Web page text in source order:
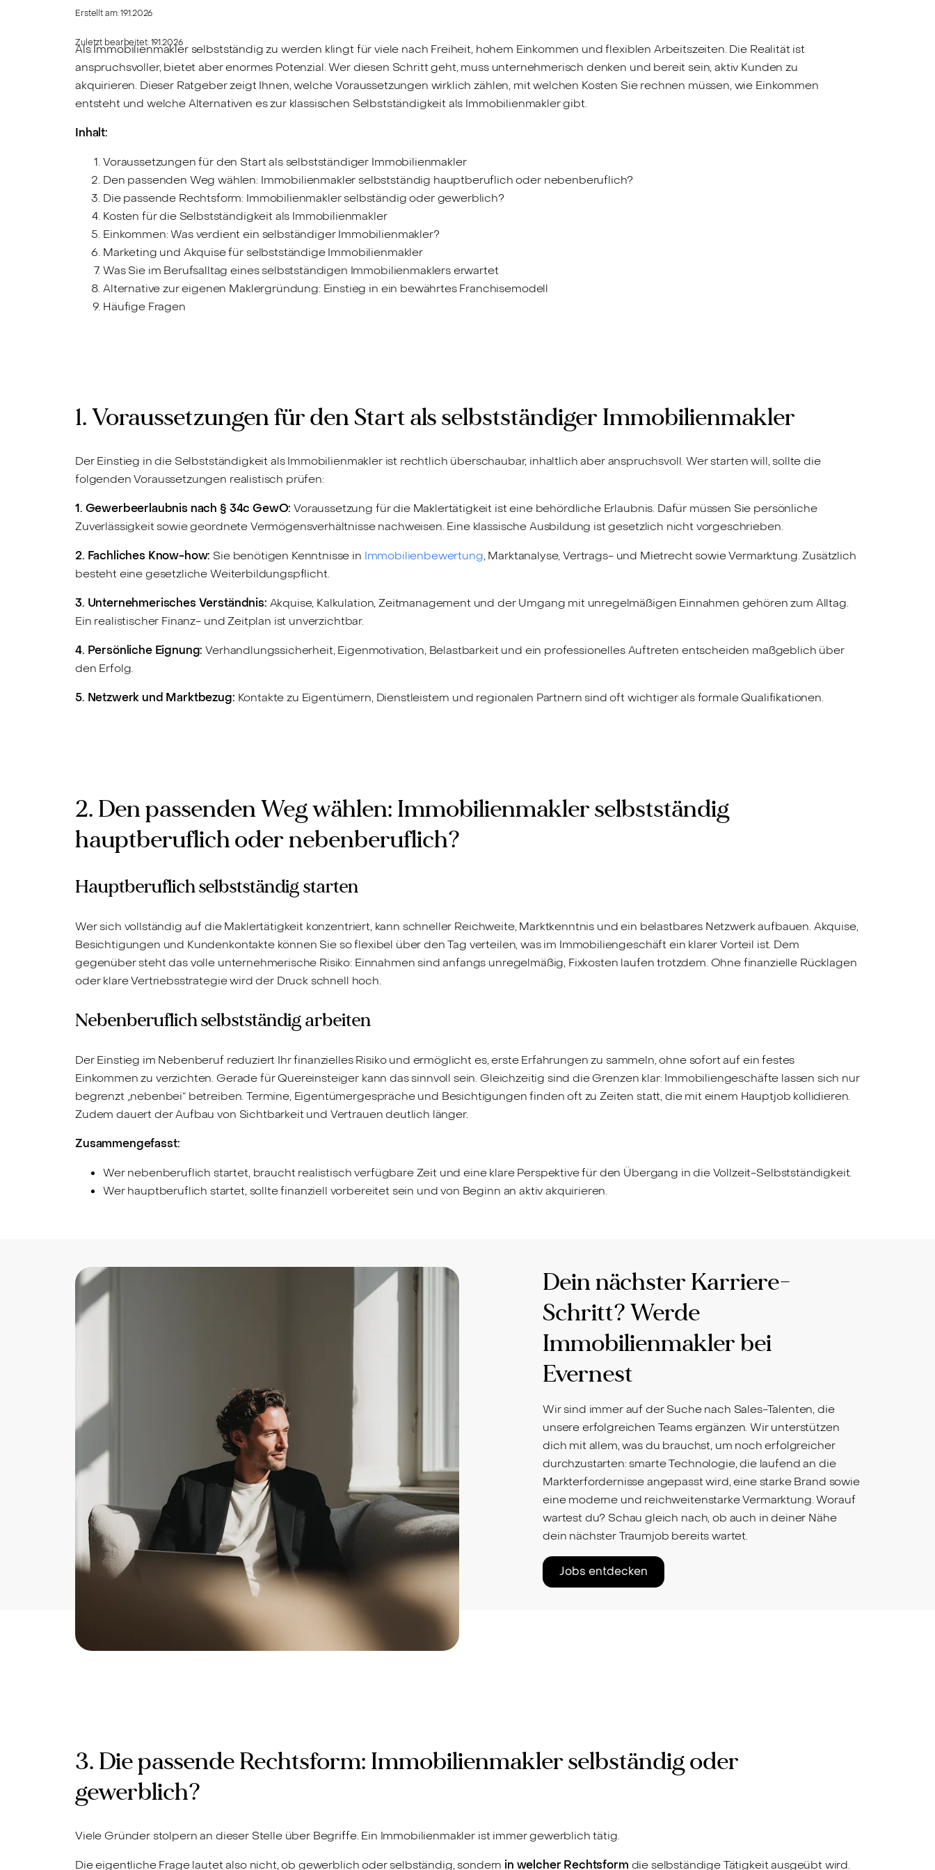
Erstellt am:19.1.2026
Zuletzt bearbeitet:19.1.2026
Als Immobilienmakler selbstständig zu werden klingt für viele nach Freiheit, hohem Einkommen und flexiblen Arbeitszeiten. Die Realität ist
anspruchsvoller, bietet aber enormes Potenzial. Wer diesen Schritt geht, muss unternehmerisch denken und bereit sein, aktiv Kunden zu
akquirieren. Dieser Ratgeber zeigt Ihnen, welche Voraussetzungen wirklich zählen, mit welchen Kosten Sie rechnen müssen, wie Einkommen
entsteht und welche Alternativen es zur klassischen Selbstständigkeit als Immobilienmakler gibt.
Inhalt:
Voraussetzungen für den Start als selbstständiger Immobilienmakler
Den passenden Weg wählen: Immobilienmakler selbstständig hauptberuflich oder nebenberuflich?
Die passende Rechtsform: Immobilienmakler selbständig oder gewerblich?
Kosten für die Selbstständigkeit als Immobilienmakler
Einkommen: Was verdient ein selbständiger Immobilienmakler?
Marketing und Akquise für selbstständige Immobilienmakler
Was Sie im Berufsalltag eines selbstständigen Immobilienmaklers erwartet
Alternative zur eigenen Maklergründung: Einstieg in ein bewährtes Franchisemodell
Häufige Fragen
1. Voraussetzungen für den Start als selbstständiger Immobilienmakler
Der Einstieg in die Selbstständigkeit als Immobilienmakler ist rechtlich überschaubar, inhaltlich aber anspruchsvoll. Wer starten will, sollte die
folgenden Voraussetzungen realistisch prüfen:
1. Gewerbeerlaubnis nach § 34c GewO: Voraussetzung für die Maklertätigkeit ist eine behördliche Erlaubnis. Dafür müssen Sie persönliche
Zuverlässigkeit sowie geordnete Vermögensverhältnisse nachweisen. Eine klassische Ausbildung ist gesetzlich nicht vorgeschrieben.
2. Fachliches Know-how: Sie benötigen Kenntnisse in Immobilienbewertung, Marktanalyse, Vertrags- und Mietrecht sowie Vermarktung. Zusätzlich
besteht eine gesetzliche Weiterbildungspflicht.
3. Unternehmerisches Verständnis: Akquise, Kalkulation, Zeitmanagement und der Umgang mit unregelmäßigen Einnahmen gehören zum Alltag.
Ein realistischer Finanz- und Zeitplan ist unverzichtbar.
4. Persönliche Eignung: Verhandlungssicherheit, Eigenmotivation, Belastbarkeit und ein professionelles Auftreten entscheiden maßgeblich über
den Erfolg.
5. Netzwerk und Marktbezug: Kontakte zu Eigentümern, Dienstleistern und regionalen Partnern sind oft wichtiger als formale Qualifikationen.
2. Den passenden Weg wählen: Immobilienmakler selbstständig
hauptberuflich oder nebenberuflich?
Hauptberuflich selbstständig starten
Wer sich vollständig auf die Maklertätigkeit konzentriert, kann schneller Reichweite, Marktkenntnis und ein belastbares Netzwerk aufbauen. Akquise,
Besichtigungen und Kundenkontakte können Sie so flexibel über den Tag verteilen, was im Immobiliengeschäft ein klarer Vorteil ist. Dem
gegenüber steht das volle unternehmerische Risiko: Einnahmen sind anfangs unregelmäßig, Fixkosten laufen trotzdem. Ohne finanzielle Rücklagen
oder klare Vertriebsstrategie wird der Druck schnell hoch.
Nebenberuflich selbstständig arbeiten
Der Einstieg im Nebenberuf reduziert Ihr finanzielles Risiko und ermöglicht es, erste Erfahrungen zu sammeln, ohne sofort auf ein festes
Einkommen zu verzichten. Gerade für Quereinsteiger kann das sinnvoll sein. Gleichzeitig sind die Grenzen klar: Immobiliengeschäfte lassen sich nur
begrenzt „nebenbei“ betreiben. Termine, Eigentümergespräche und Besichtigungen finden oft zu Zeiten statt, die mit einem Hauptjob kollidieren.
Zudem dauert der Aufbau von Sichtbarkeit und Vertrauen deutlich länger.
Zusammengefasst:
Wer nebenberuflich startet, braucht realistisch verfügbare Zeit und eine klare Perspektive für den Übergang in die Vollzeit-Selbstständigkeit.
Wer hauptberuflich startet, sollte finanziell vorbereitet sein und von Beginn an aktiv akquirieren.
Dein nächster Karriere-
Schritt? Werde
Immobilienmakler bei
Evernest
Wir sind immer auf der Suche nach Sales-Talenten, die
unsere erfolgreichen Teams ergänzen. Wir unterstützen
dich mit allem, was du brauchst, um noch erfolgreicher
durchzustarten: smarte Technologie, die laufend an die
Markterfordernisse angepasst wird, eine starke Brand sowie
eine moderne und reichweitenstarke Vermarktung. Worauf
wartest du? Schau gleich nach, ob auch in deiner Nähe
dein nächster Traumjob bereits wartet.
Jobs entdecken
3. Die passende Rechtsform: Immobilienmakler selbständig oder
gewerblich?
Viele Gründer stolpern an dieser Stelle über Begriffe. Ein Immobilienmakler ist immer gewerblich tätig.
Die eigentliche Frage lautet also nicht, ob gewerblich oder selbständig, sondern in welcher Rechtsform die selbständige Tätigkeit ausgeübt wird.